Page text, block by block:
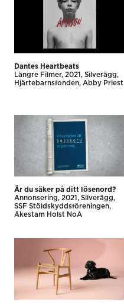
Dantes Heartbeats
Längre Filmer 2021
Silverägg
Hjärtebarnsfonden
Abby Priest
Är du säker på ditt lösenord?
Annonsering
2021
Silverägg
SSF Stöldskyddsföreningen
Åkestam Holst NoA